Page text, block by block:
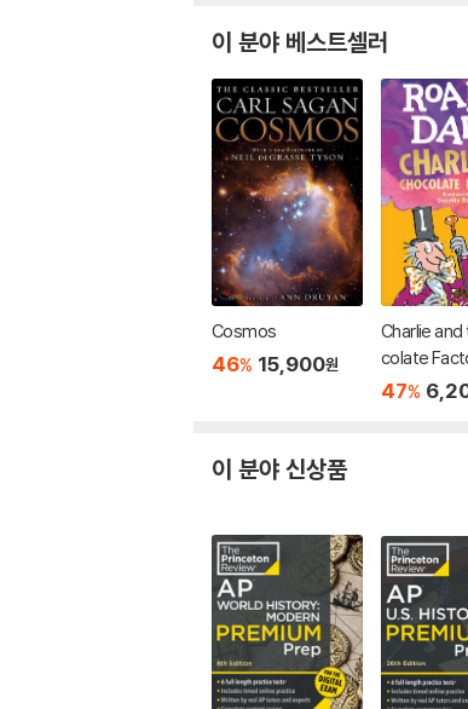
이 분야 베스트셀러
Cosmos
46% 15,900원
Charlie and
colate
47%
이 분야 신상품